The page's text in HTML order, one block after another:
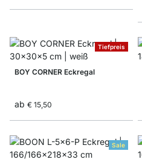
Tiefpreis
BOY CORNER Eckregal
ab € 15,50
Sale